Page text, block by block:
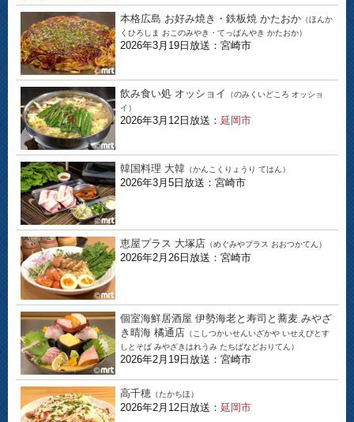
本格広島 お好み焼き・鉄板焼 かたおか （ほんか
くひろしま おこのみやき・てっぱんやき かたおか）
2026年3月19日放送：宮崎市
飲み食い処 オッショイ
（のみくいどころ オッショ
イ）
2026年3月12日放送： 延岡市
韓国料理 大韓 （かんこくりょうり てはん）
2026年3月5日放送：宮崎市
恵屋プラス 大塚店 （めぐみやプラス おおつかてん）
2026年2月26日放送：宮崎市
個室海鮮居酒屋 伊勢海老と寿司と蕎麦 みやざ
き晴海 橘通店 （こしつかいせんいざかや いせえびとす
しとそば みやざきはれうみ たちばなどおりてん）
2026年2月19日放送：宮崎市
高千穂 （たかちほ）
2026年2月12日放送： 延岡市